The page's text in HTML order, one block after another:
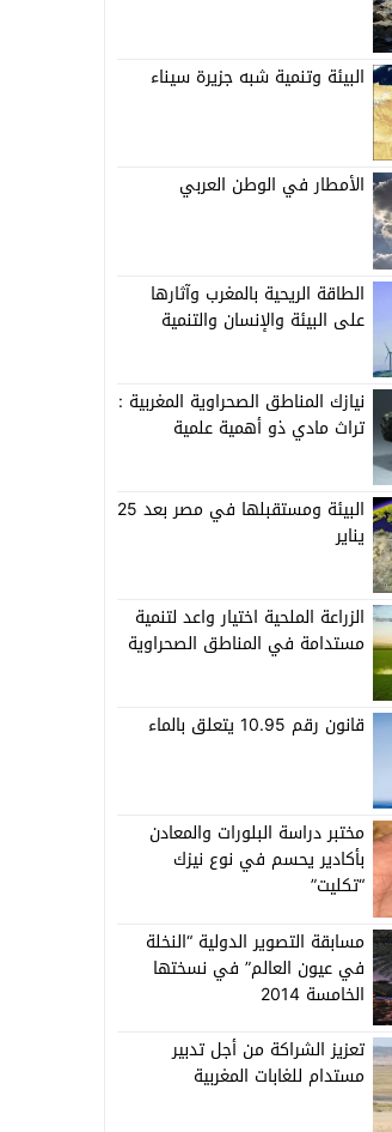
البيئة وتنمية شبه جزيرة سيناء
الأمطار في الوطن العربي
الطاقة الريحية بالمغرب وآثارها
على البيئة والإنسان والتنمية
نيازك المناطق الصحراوية المغربية :
تراث مادي ذو أهمية علمية
البيئة ومستقبلها في مصر بعد 25
يناير
الزراعة الملحية اختيار واعد لتنمية
مستدامة في المناطق الصحراوية
قانون رقم 10.95 يتعلق بالماء
مختبر دراسة البلورات والمعادن
بأكادير يحسم في نوع نيزك
“تكليت”
مسابقة التصوير الدولية “النخلة
في عيون العالم” في نسختها
الخامسة 2014
تعزيز الشراكة من أجل تدبير
مستدام للغابات المغربية